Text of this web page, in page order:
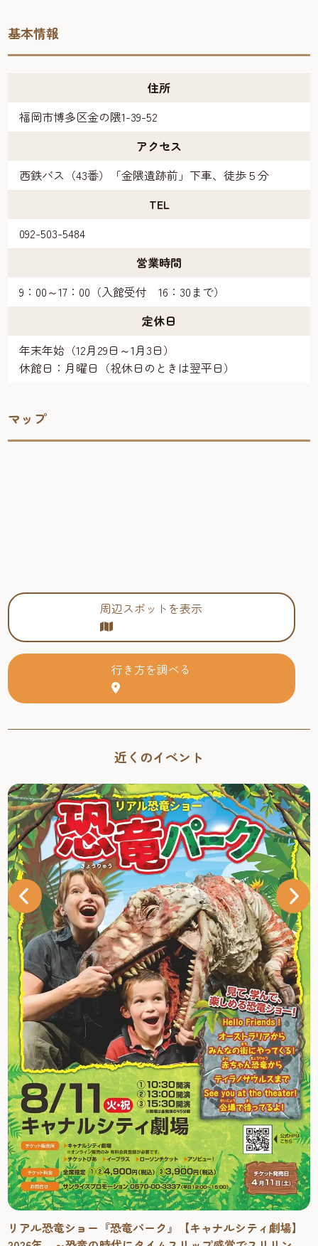
基本情報
住所
福岡市博多区金の隈1-39-52
アクセス
西鉄バス（43番）「金隈遺跡前」下車、徒歩５分
TEL
092-503-5484
営業時間
9：00～17：00（入館受付 16：30まで）
定休日
年末年始（12月29日～1月3日）
休館日：月曜日（祝休日のときは翌平日）
マップ
周辺スポットを表示
行き方を調べる
近くのイベント
リアル恐竜ショー『恐竜パーク』【キャナルシティ劇場】